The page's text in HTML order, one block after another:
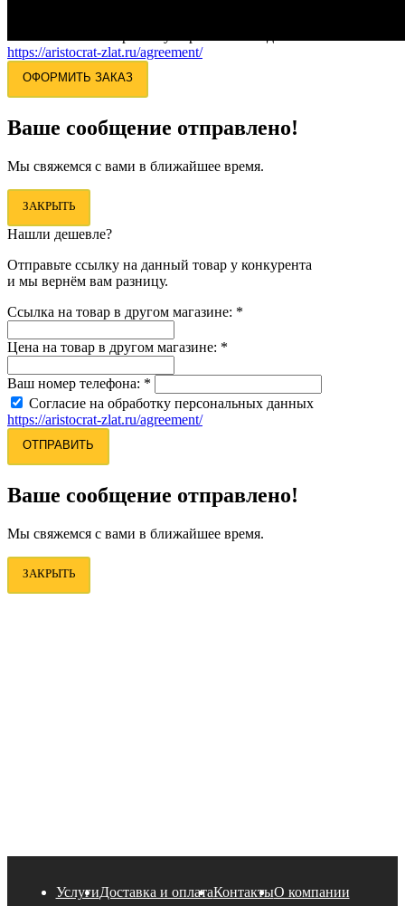
https://aristocrat-zlat.ru/agreement/
ОФОРМИТЬ ЗАКАЗ
Ваше сообщение отправлено!
Мы свяжемся с вами в ближайшее время.
ЗАКРЫТЬ
Нашли дешевле?
Отправьте ссылку на данный товар у конкурента
и мы вернём вам разницу.
Ссылка на товар в другом магазине: *
Цена на товар в другом магазине: *
Ваш номер телефона: *
Согласие на обработку персональных данных
https://aristocrat-zlat.ru/agreement/
ОТПРАВИТЬ
Ваше сообщение отправлено!
Мы свяжемся с вами в ближайшее время.
ЗАКРЫТЬ
УслугиДоставка и оплатаКонтактыО компании